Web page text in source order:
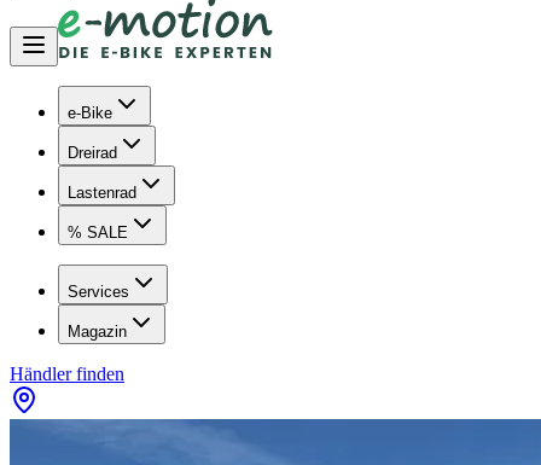
e-Bike
Dreirad
Lastenrad
% SALE
Services
Magazin
Händler finden